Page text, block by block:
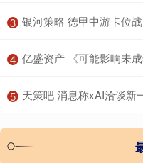
3 银河策略 德甲中游卡位战！
4 亿盛资产 《可能影响未成年人身心健康
5 天策吧 消息称xAI洽谈新一